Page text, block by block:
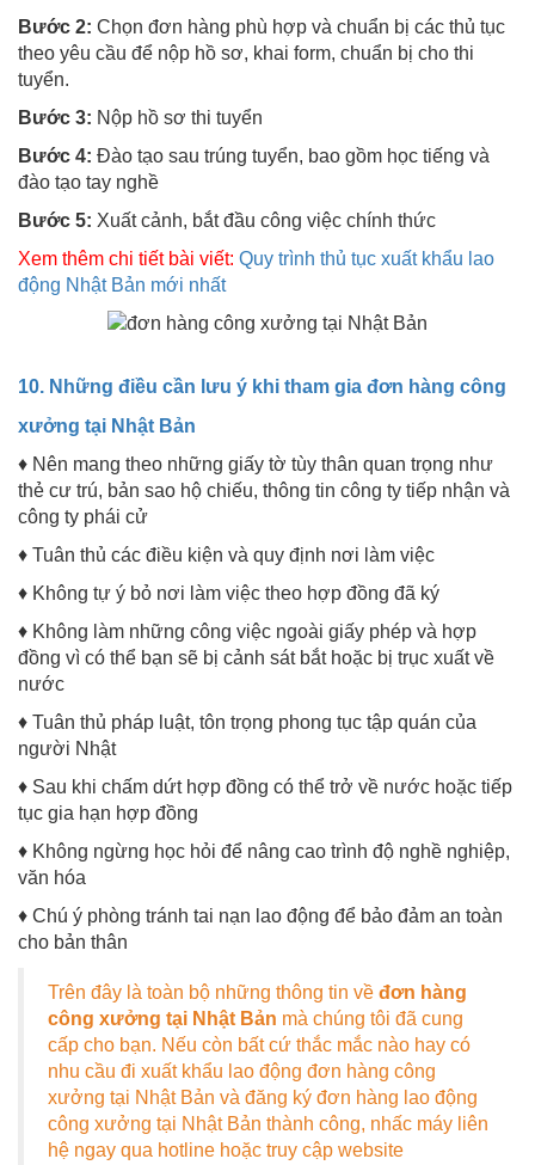
Bước 2: Chọn đơn hàng phù hợp và chuẩn bị các thủ tục
theo yêu cầu để nộp hồ sơ, khai form, chuẩn bị cho thi
tuyển.
Bước 3: Nộp hồ sơ thi tuyển
Bước 4: Đào tạo sau trúng tuyển, bao gồm học tiếng và
đào tạo tay nghề
Bước 5: Xuất cảnh, bắt đầu công việc chính thức
Xem thêm chi tiết bài viết: Quy trình thủ tục xuất khẩu lao
động Nhật Bản mới nhất
10. Những điều cần lưu ý khi tham gia đơn hàng công
xưởng tại Nhật Bản
♦ Nên mang theo những giấy tờ tùy thân quan trọng như
thẻ cư trú, bản sao hộ chiếu, thông tin công ty tiếp nhận và
công ty phái cử
♦ Tuân thủ các điều kiện và quy định nơi làm việc
♦ Không tự ý bỏ nơi làm việc theo hợp đồng đã ký
♦ Không làm những công việc ngoài giấy phép và hợp
đồng vì có thể bạn sẽ bị cảnh sát bắt hoặc bị trục xuất về
nước
♦ Tuân thủ pháp luật, tôn trọng phong tục tập quán của
người Nhật
♦ Sau khi chấm dứt hợp đồng có thể trở về nước hoặc tiếp
tục gia hạn hợp đồng
♦ Không ngừng học hỏi để nâng cao trình độ nghề nghiệp,
văn hóa
♦ Chú ý phòng tránh tai nạn lao động để bảo đảm an toàn
cho bản thân
Trên đây là toàn bộ những thông tin về đơn hàng
công xưởng tại Nhật Bản mà chúng tôi đã cung
cấp cho bạn. Nếu còn bất cứ thắc mắc nào hay có
nhu cầu đi xuất khẩu lao động đơn hàng công
xưởng tại Nhật Bản và đăng ký đơn hàng lao động
công xưởng tại Nhật Bản thành công, nhấc máy liên
hệ ngay qua hotline hoặc truy cập website